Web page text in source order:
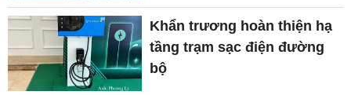
Khẩn trương hoàn thiện hạ
tầng trạm sạc điện đường
bộ